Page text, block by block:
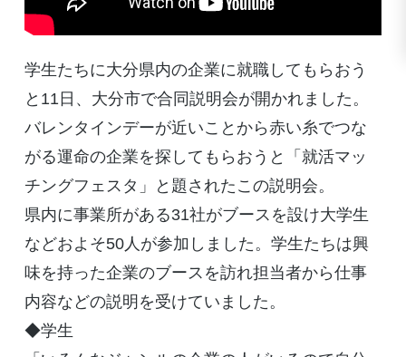
学生たちに大分県内の企業に就職してもらおう
と11日、大分市で合同説明会が開かれました。
バレンタインデーが近いことから赤い糸でつな
がる運命の企業を探してもらおうと「就活マッ
チングフェスタ」と題されたこの説明会。
県内に事業所がある31社がブースを設け大学生
などおよそ50人が参加しました。学生たちは興
味を持った企業のブースを訪れ担当者から仕事
内容などの説明を受けていました。
◆学生